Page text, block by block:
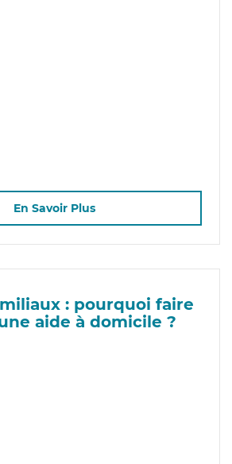
En Savoir Plus
: pourquoi faire
aide à domicile ?